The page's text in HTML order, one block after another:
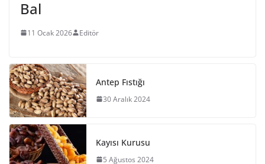
Bal
11 Ocak 2026 Editör
Antep Fıstığı
30 Aralık 2024
Kayısı Kurusu
5 Ağustos 2024